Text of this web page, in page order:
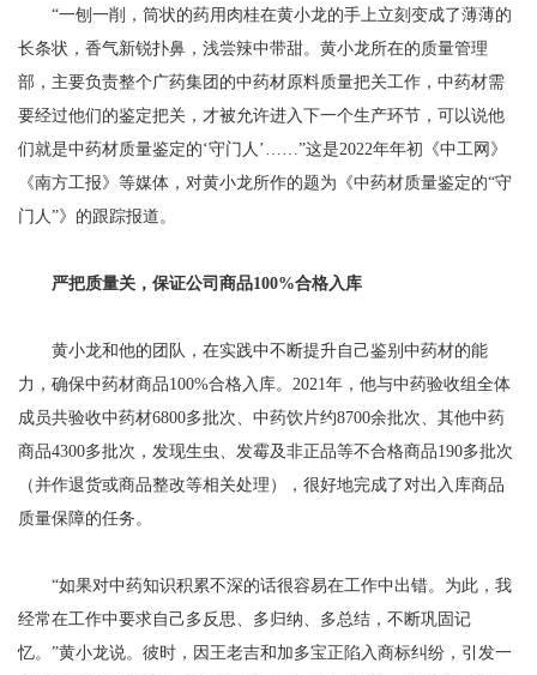
“一刨一削，筒状的药用肉桂在黄小龙的手上立刻变成了薄薄的
长条状，香气新锐扑鼻，浅尝辣中带甜。黄小龙所在的质量管理
部，主要负责整个广药集团的中药材原料质量把关工作，中药材需
要经过他们的鉴定把关，才被允许进入下一个生产环节，可以说他
们就是中药材质量鉴定的‘守门人’……”这是2022年年初《中工网》
《南方工报》等媒体，对黄小龙所作的题为《中药材质量鉴定的“守
门人”》的跟踪报道。
严把质量关，保证公司商品100%合格入库
黄小龙和他的团队，在实践中不断提升自己鉴别中药材的能
力，确保中药材商品100%合格入库。2021年，他与中药验收组全体
成员共验收中药材6800多批次、中药饮片约8700余批次、其他中药
商品4300多批次，发现生虫、发霉及非正品等不合格商品190多批次
（并作退货或商品整改等相关处理），很好地完成了对出入库商品
质量保障的任务。
“如果对中药知识积累不深的话很容易在工作中出错。为此，我
经常在工作中要求自己多反思、多归纳、多总结，不断巩固记
忆。”黄小龙说。彼时，因王老吉和加多宝正陷入商标纠纷，引发一